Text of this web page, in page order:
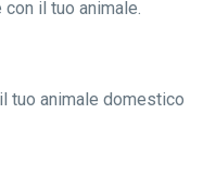
il tuo animale.
tuo animale domestico